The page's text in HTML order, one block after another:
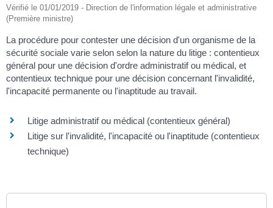
Vérifié le 01/01/2019 - Direction de l'information légale et administrative
(Première ministre)
La procédure pour contester une décision d'un organisme de la
sécurité sociale varie selon selon la nature du litige : contentieux
général pour une décision d'ordre administratif ou médical, et
contentieux technique pour une décision concernant l'invalidité,
l'incapacité permanente ou l'inaptitude au travail.
Litige administratif ou médical (contentieux général)
Litige sur l'invalidité, l'incapacité ou l'inaptitude (contentieux
technique)